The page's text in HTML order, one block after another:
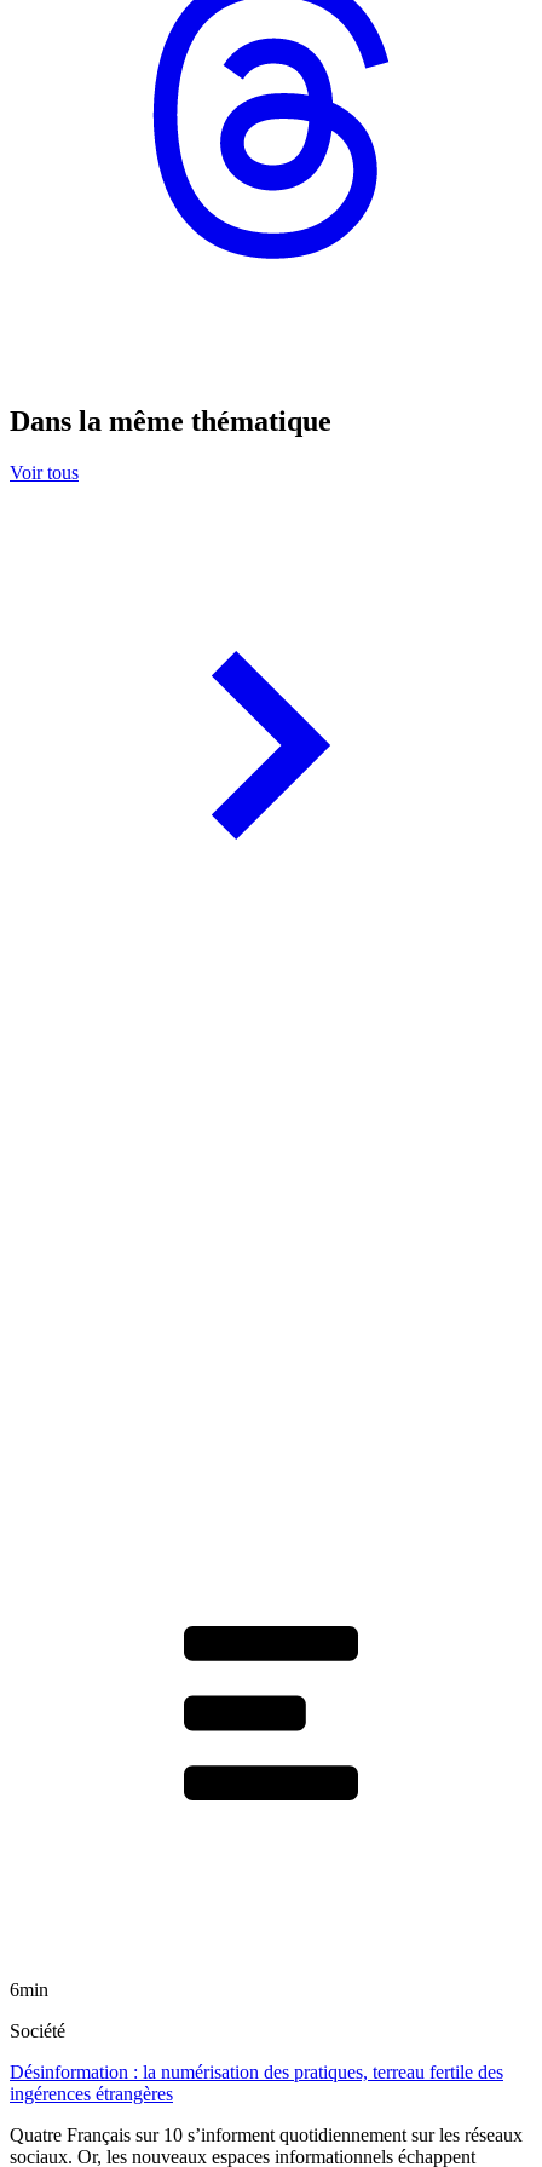
Dans la même thématique
Voir tous
6min
Société
Désinformation : la numérisation des pratiques, terreau fertile des
ingérences étrangères
Quatre Français sur 10 s’informent quotidiennement sur les réseaux
sociaux. Or, les nouveaux espaces informationnels échappent